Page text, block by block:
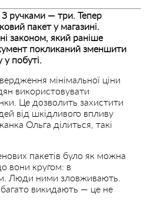
З ручками — три. Тепер
пакет у магазині.
законом, який раніше
покликаний зменшити
побуті.
мінімальної ціни
використовувати
Це дозволить захистити
від шкідливого впливу
Ольга ділиться, такі
пакетів було як можна
вони кругом: в
Люди ними зловживають.
викидають — це не